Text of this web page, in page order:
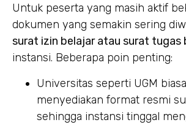
Untuk peserta yang masih aktif
dokumen yang semakin sering
surat izin belajar atau surat tugas
instansi. Beberapa poin penting:
Universitas seperti UGM
menyediakan format resmi
sehingga instansi tinggal